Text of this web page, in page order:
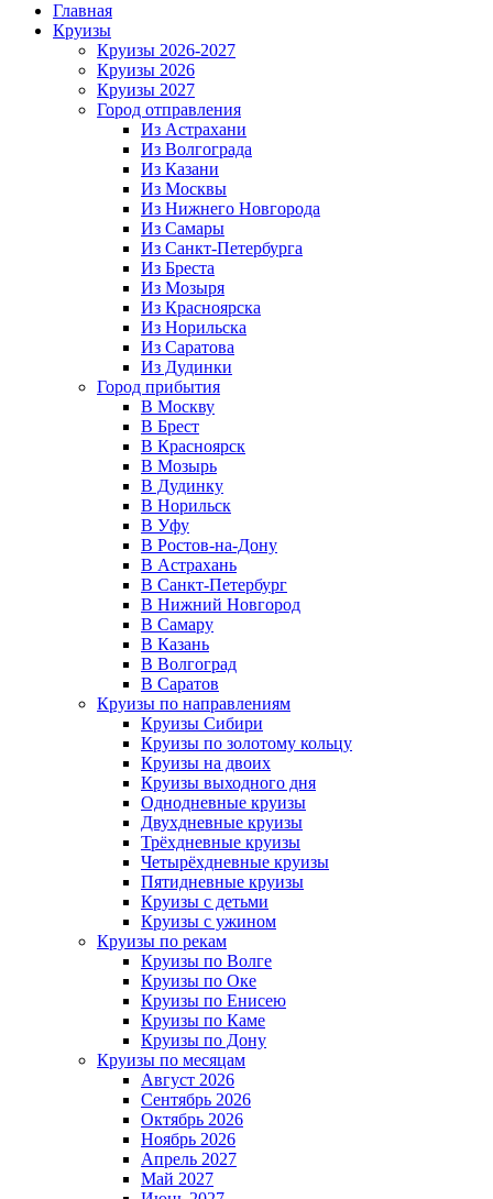
Главная
Круизы
Круизы 2026-2027
Круизы 2026
Круизы 2027
Город отправления
Из Астрахани
Из Волгограда
Из Казани
Из Москвы
Из Нижнего Новгорода
Из Самары
Из Санкт-Петербурга
Из Бреста
Из Мозыря
Из Красноярска
Из Норильска
Из Саратова
Из Дудинки
Город прибытия
В Москву
В Брест
В Красноярск
В Мозырь
В Дудинку
В Норильск
В Уфу
В Ростов-на-Дону
В Астрахань
В Санкт-Петербург
В Нижний Новгород
В Самару
В Казань
В Волгоград
В Саратов
Круизы по направлениям
Круизы Сибири
Круизы по золотому кольцу
Круизы на двоих
Круизы выходного дня
Однодневные круизы
Двухдневные круизы
Трёхдневные круизы
Четырёхдневные круизы
Пятидневные круизы
Круизы с детьми
Круизы с ужином
Круизы по рекам
Круизы по Волге
Круизы по Оке
Круизы по Енисею
Круизы по Каме
Круизы по Дону
Круизы по месяцам
Август 2026
Сентябрь 2026
Октябрь 2026
Ноябрь 2026
Апрель 2027
Май 2027